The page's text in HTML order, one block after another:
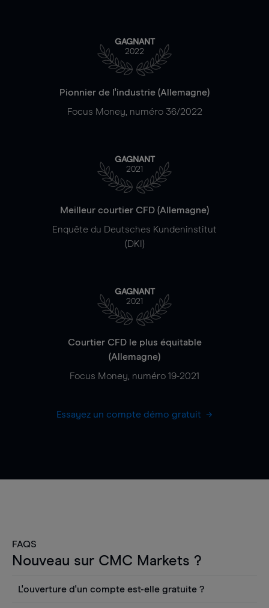
GAGNANT
2022
Pionnier de l'industrie (Allemagne)
Focus Money, numéro 36/2022
GAGNANT
2021
Meilleur courtier CFD (Allemagne)
Enquête du Deutsches Kundeninstitut
(DKI)
GAGNANT
2021
Courtier CFD le plus équitable
(Allemagne)
Focus Money, numéro 19-2021
Essayez un compte démo gratuit
FAQS
Nouveau sur CMC Markets ?
L'ouverture d'un compte est-elle gratuite ?